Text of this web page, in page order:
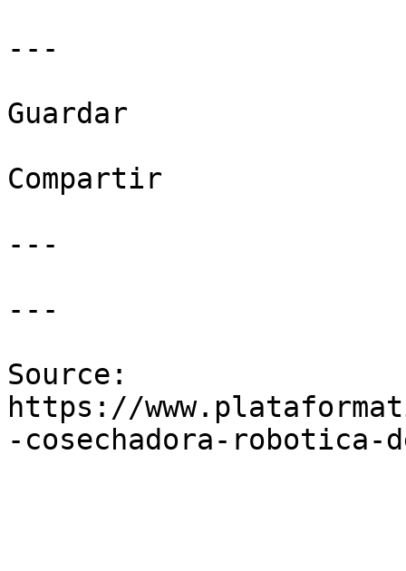
---
Guardar
Compartir
---
---
Source:
https://